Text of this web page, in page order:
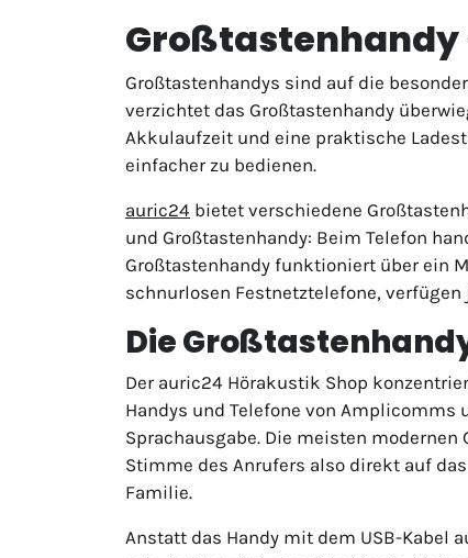
Großtastenhandy
Großtastenhandys sind auf die
verzichtet das Großtastenhandy
Akkulaufzeit und eine praktische
einfacher zu bedienen.
auric24 bietet verschiedene
und Großtastenhandy: Beim Telefon
Großtastenhandy funktioniert über ein
schnurlosen Festnetztelefone,
Die
Der auric24 Hörakustik Shop
Handys und Telefone von Amplicomms
Sprachausgabe. Die meisten
Stimme des Anrufers also direkt auf
Familie.
Anstatt das Handy mit dem USB-Kabel